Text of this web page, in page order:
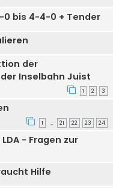
0 bis 4-4-0 + Tender
der
Inselbahn Juist
1 2 3
1 … 21 22 23 24
- Fragen zur
Hilfe